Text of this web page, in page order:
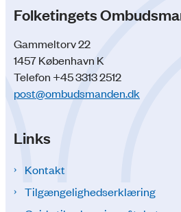
Folketingets
Gammeltorv 22
1457 København K
Telefon +45 3313 2512
post@ombudsmanden.dk
Links
Kontakt
Tilgængelighedserklæring